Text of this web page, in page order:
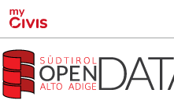
Skip to main content